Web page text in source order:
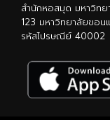
สำนักหอสมุด มหาวิท
123 มหาวิทยาลัยขอน
รหัสไปรษณีย์ 40002